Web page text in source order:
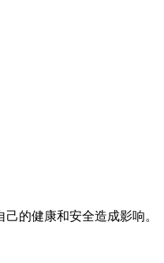
的健康和安全造成影响。